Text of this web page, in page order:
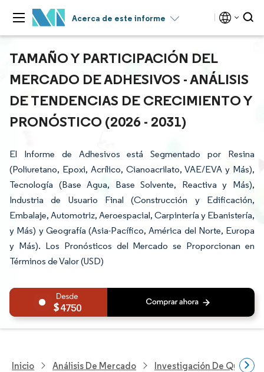
Acerca de este informe
TAMAÑO Y PARTICIPACIÓN DEL
MERCADO DE ADHESIVOS - ANÁLISIS
DE TENDENCIAS DE CRECIMIENTO Y
PRONÓSTICO (2026 - 2031)
El Informe de Adhesivos está Segmentado por Resina
(Poliuretano, Epoxi, Acrílico, Cianoacrilato, VAE/EVA y Más),
Tecnología (Base Agua, Base Solvente, Reactiva y Más),
Industria de Usuario Final (Construcción y Edificación,
Embalaje, Automotriz, Aeroespacial, Carpintería y Ebanistería,
y Más) y Geografía (Asia-Pacífico, América del Norte, Europa
y Más). Los Pronósticos del Mercado se Proporcionan en
Términos de Valor (USD)
4750
Inicio Análisis De Mercado Investigación De